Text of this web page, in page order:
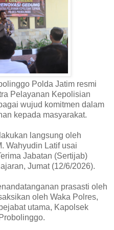
Polda Jatim resmi
Pelayanan Kepolisian
wujud komitmen dalam
kepada masyarakat.
langsung oleh
Wahyudin Latif usai
Jabatan (Sertijab)
Jumat (12/6/2026).
prasasti oleh
oleh Waka Polres,
utama, Kapolsek